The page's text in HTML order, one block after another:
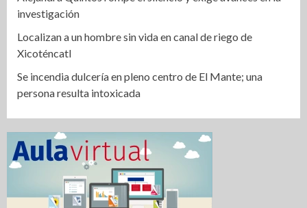
investigación
Localizan a un hombre sin vida en canal de riego de
Xicoténcatl
Se incendia dulcería en pleno centro de El Mante; una
persona resulta intoxicada